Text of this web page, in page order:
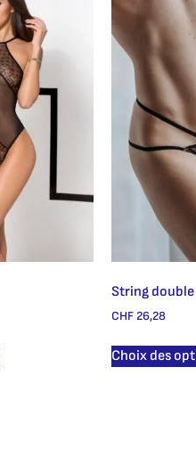
String
CHF26,28
Choix des